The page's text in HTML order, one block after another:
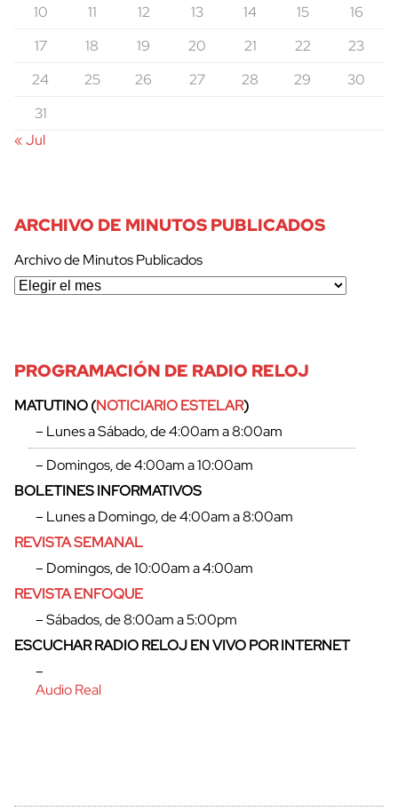
cerrar
10
11 12 13 14 15
16
17
18 19 20 21 22
23
24
25 26 27 28 29
30
31
« Jul
ARCHIVO DE MINUTOS PUBLICADOS
Archivo de Minutos Publicados
PROGRAMACIÓN DE RADIO RELOJ
MATUTINO (NOTICIARIO ESTELAR)
– Lunes a Sábado, de 4:00am a 8:00am
– Domingos, de 4:00am a 10:00am
BOLETINES INFORMATIVOS
– Lunes a Domingo, de 4:00am a 8:00am
REVISTA SEMANAL
– Domingos, de 10:00am a 4:00am
REVISTA ENFOQUE
– Sábados, de 8:00am a 5:00pm
ESCUCHAR RADIO RELOJ EN VIVO POR INTERNET
–
Audio Real